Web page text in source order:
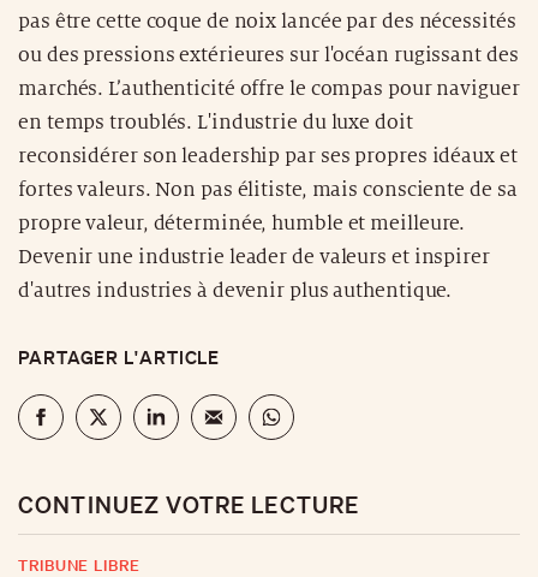
pas être cette coque de noix lancée par des nécessités
ou des pressions extérieures sur l'océan rugissant des
marchés. L’authenticité offre le compas pour naviguer
en temps troublés. L'industrie du luxe doit
reconsidérer son leadership par ses propres idéaux et
fortes valeurs. Non pas élitiste, mais consciente de sa
propre valeur, déterminée, humble et meilleure.
Devenir une industrie leader de valeurs et inspirer
d'autres industries à devenir plus authentique.
PARTAGER L'ARTICLE
CONTINUEZ VOTRE LECTURE
TRIBUNE LIBRE